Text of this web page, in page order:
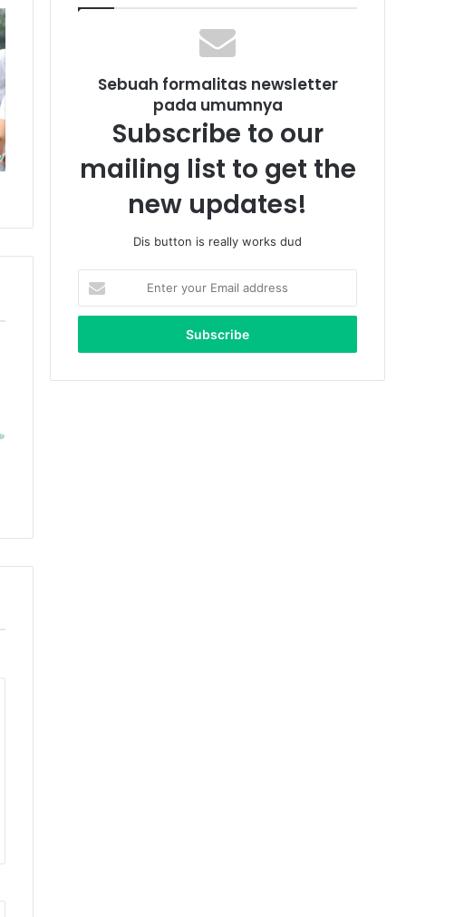
Sebuah formalitas newsletter
pada umumnya
Subscribe to our
mailing list to get the
new updates!
Dis button is really works dud
your
Email